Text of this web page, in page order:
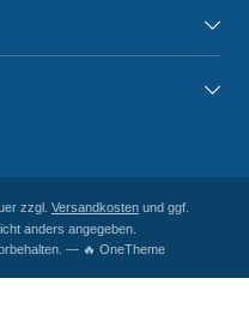
zzgl. Versandkosten und ggf.
anders angegeben.
— 🔥 OneTheme